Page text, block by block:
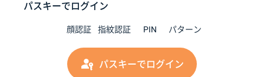
パスキーでログイン
顔認証 指紋認証 PIN パターン
パスキーでログイン